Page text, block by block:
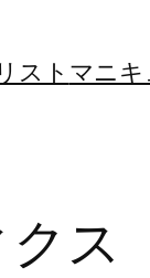
スト マニ
ス